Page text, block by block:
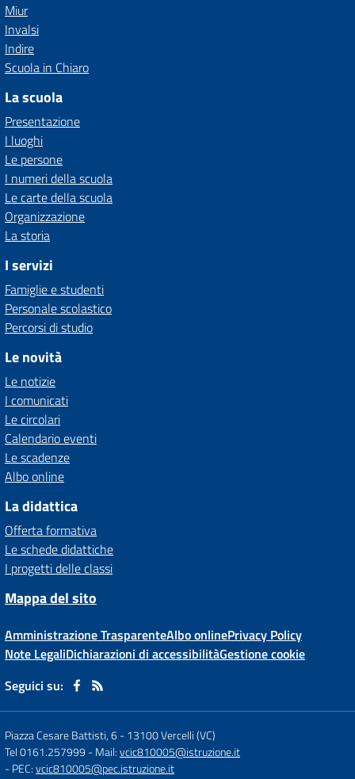
Miur
Invalsi
Indire
Scuola in Chiaro
La scuola
Presentazione
I luoghi
Le persone
I numeri della scuola
Le carte della scuola
Organizzazione
La storia
I servizi
Famiglie e studenti
Personale scolastico
Percorsi di studio
Le novità
Le notizie
I comunicati
Le circolari
Calendario eventi
Le scadenze
Albo online
La didattica
Offerta formativa
Le schede didattiche
I progetti delle classi
Mappa del sito
Amministrazione TrasparenteAlbo onlinePrivacy Policy
Note LegaliDichiarazioni di accessibilitàGestione cookie
Seguici su:
Piazza Cesare Battisti, 6-13100 Vercelli (VC)
Tel 0161.257999 - Mail:vcic810005@istruzione.it
- PEC:vcic810005@pec.istruzione.it